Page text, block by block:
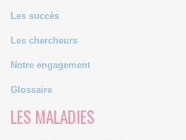
Les succès
Les chercheurs
Notre engagement
Glossaire
LES MALADIES